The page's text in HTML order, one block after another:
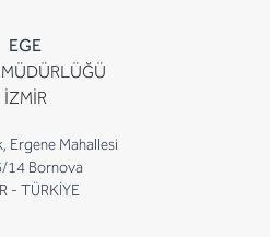
EGE
İZMİR
Ergene Mahallesi
14 Bornova
- TÜRKİYE